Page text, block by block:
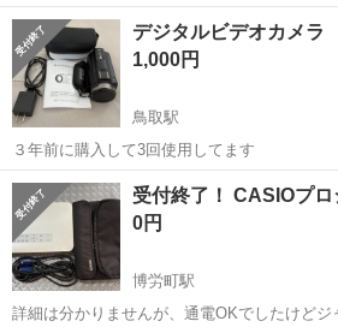
ル サイズは 高さ7㎝ 横幅43㎝ 縦21㎝ リ
と御理解頂ける方に受け渡しさせて頂きたいで
鳥取 鳥取市 鳥取駅 映像プレーヤ
DVD
デジタルビデオカメラ
1,000円
鳥取駅
３年前に購入して3回使用してます
鳥取 鳥取市 鳥取駅 映像プレーヤ
受付終了！ CASIOプ
0円
博労町駅
詳細は分かりませんが、通電OKでしたけどジ